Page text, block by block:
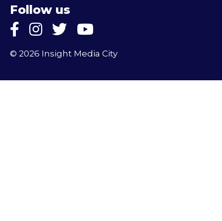
Follow us
© 2026 Insight Media City